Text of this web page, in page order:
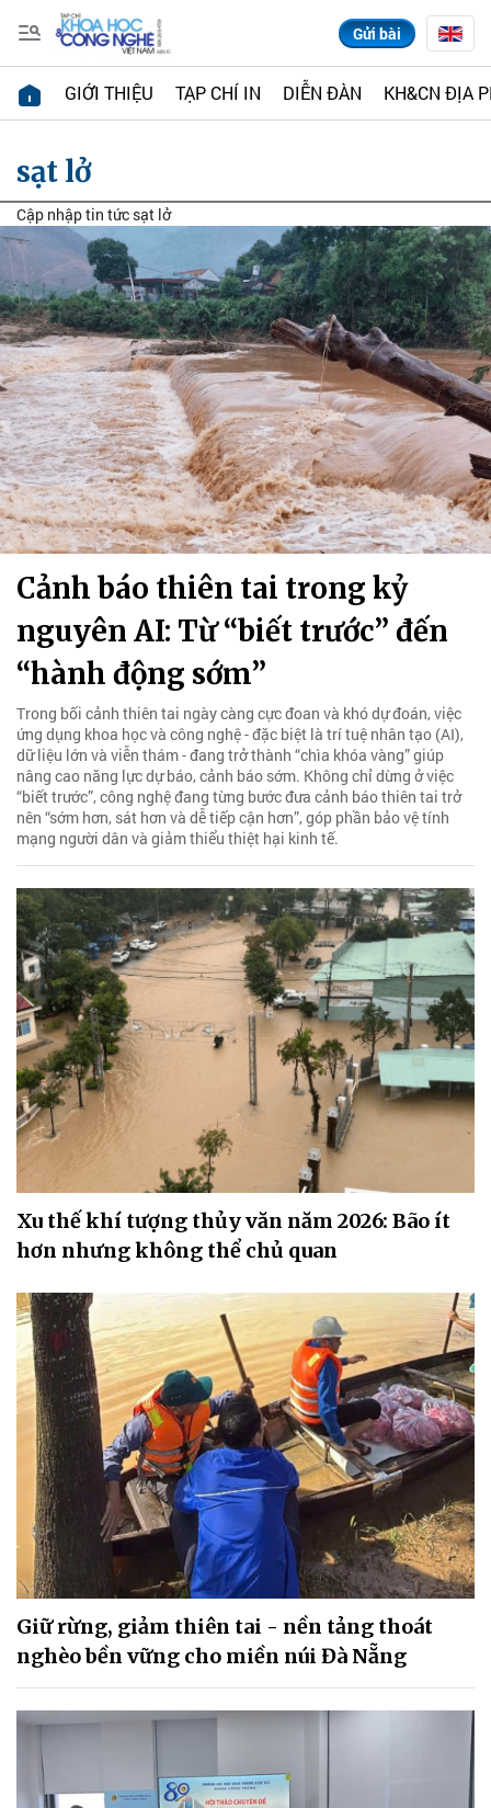
Gửi bài
GIỚI THIỆU TẠP CHÍ IN DIỄN ĐÀN KH&CN ĐỊA
sạt lở
Cập nhập tin tức sạt lở
Cảnh báo thiên tai trong kỷ
nguyên AI: Từ “biết trước” đến
“hành động sớm”
Trong bối cảnh thiên tai ngày càng cực đoan và khó dự đoán, việc
ứng dụng khoa học và công nghệ - đặc biệt là trí tuệ nhân tạo (AI),
dữ liệu lớn và viễn thám - đang trở thành “chìa khóa vàng” giúp
nâng cao năng lực dự báo, cảnh báo sớm. Không chỉ dừng ở việc
“biết trước”, công nghệ đang từng bước đưa cảnh báo thiên tai trở
nên “sớm hơn, sát hơn và dễ tiếp cận hơn”, góp phần bảo vệ tính
mạng người dân và giảm thiểu thiệt hại kinh tế.
Xu thế khí tượng thủy văn năm 2026: Bão ít
hơn nhưng không thể chủ quan
Giữ rừng, giảm thiên tai - nền tảng thoát
nghèo bền vững cho miền núi Đà Nẵng